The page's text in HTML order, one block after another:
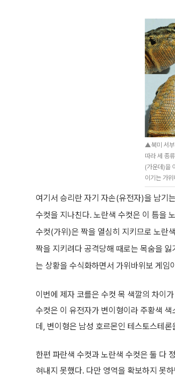
▲북미 서부
따라 세 종
(가운데)을
이기는 가위
여기서 승리란 자기 자손(유전자)을 남기
수컷을 지나친다. 노란색 수컷은 이 틈을
수컷(가위)은 짝을 열심히 지키므로 노란
짝을 지키려다 공격당해 때로는 목숨을
는 상황을 수식화하면서 가위바위보 게임
이번에 제자 코를은 수컷 목 색깔의 차이
수컷은 이 유전자가 변이형이라 주황색
데, 변이형은 남성 호르몬인 테스토스테
한편 파란색 수컷과 노란색 수컷은 둘 다
혀내지 못했다. 다만 영역을 확보하지 못